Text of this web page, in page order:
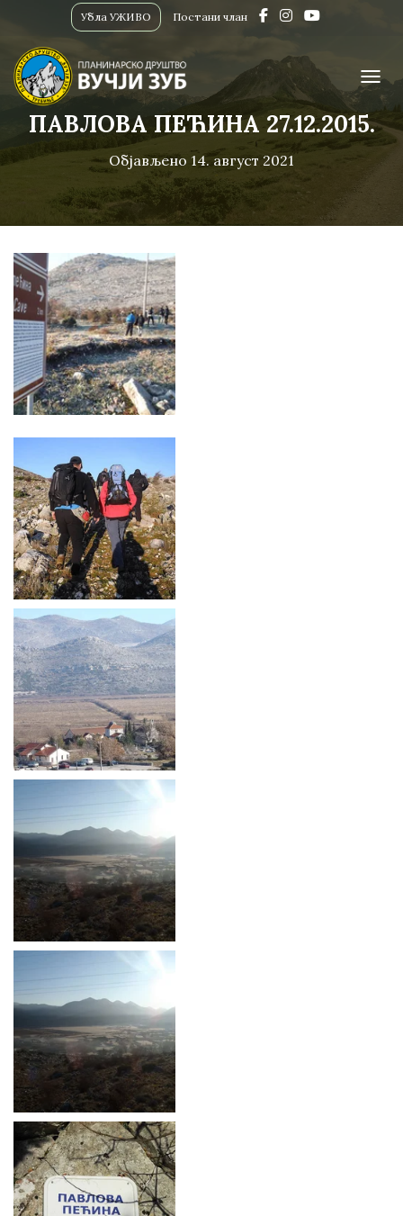
Убла УЖИВО Постани члан
ПАВЛОВА ПЕЋИНА 27.12.2015.
Објављено 14. август 2021